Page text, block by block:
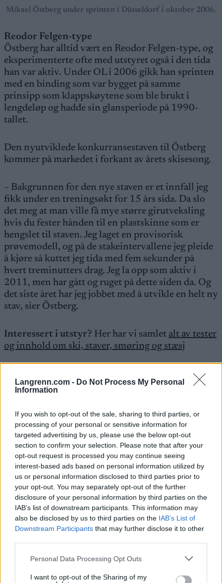
Langrenn.com - Do Not Process My Personal
Information
If you wish to opt-out of the sale, sharing to third parties, or
processing of your personal or sensitive information for
targeted advertising by us, please use the below opt-out
section to confirm your selection. Please note that after your
opt-out request is processed you may continue seeing
interest-based ads based on personal information utilized by
us or personal information disclosed to third parties prior to
your opt-out. You may separately opt-out of the further
disclosure of your personal information by third parties on the
IAB’s list of downstream participants. This information may
also be disclosed by us to third parties on the IAB’s List of
Downstream Participants that may further disclose it to other
Please note that this website/app uses one or more Google
not limited to your visit or usage behaviour. You may click to
Personal Data Processing Opt Outs
I want to opt-out of the Sharing of my
Mikael Östberg under sprinten i Düsseldorf i oktober 2006.
Reodor Felgen-type
Östberg har alltid vært en Reodor Felgen-type, og
eksperimenterte ofte med utstyret også i den tida
han var aktiv. Under OL i 2006 gikk han sprinten
med en binding som var bygget på samme
prinsipp som klappskøytene som ble brukt i
lengdeløp og hadde sin glansperiode på 1990-
tallet.
Den nyutviklede konkurransestaven til Östberg
kommer på markedet i forkant av årets skisesong.
– Bakgrunnen for den nye staven er et innfall jeg
fikk under en treningsøkt for 15 års sida. Da slo
det meg at man ville få mye større girutveksling
hvis du fester hånden til en plastskinne som er
hengslet til staven. Jeg laget en provisorisk
prøvemodell, og på de stakeintervallene jeg pleide
å kjøre så kuttet jeg tida med fem sekunder på
hvert treminutters drag. Jeg la opp som aktiv i
2011, men har gått og ruget på dette siden da. Og
det siste året har jeg jobbet med å utvikle en helt ny
stav, sier Östberg.
Interessert i utstyr? Her har vi samlet alt av tester
og innhold om ski, staver, smøring og stæsj
– Ved at hånda er festet til staven med en hengslet
centimeter lenger per stavtak. Det gjør at du får
ytterligere fem centimeter å skyve ifra med. Det er
en fordel fremfor alt i flatt terreng eller slakt
nedover. Men dette kan utnyttes i alle deler av
løypa, og både i klassisk og skøyting, sier Östberg
til Längd.se.
Staven som er på markedet nå går under navnet
Modd. Det spiller både på de snøforholdene staven
kan komme til å brukes i, og på foretaksnavnet
M Östberg Design & Development.
Saken fortsetter under